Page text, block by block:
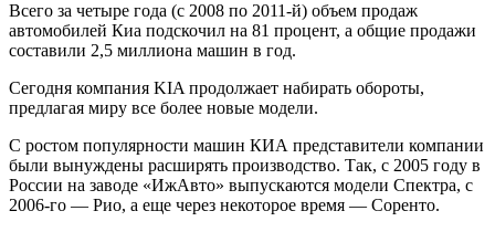
Всего за четыре года (с 2008 по 2011-й) объем продаж
автомобилей Киа подскочил на 81 процент, а общие продажи
составили 2,5 миллиона машин в год.
Сегодня компания KIA продолжает набирать обороты,
предлагая миру все более новые модели.
С ростом популярности машин КИА представители компании
были вынуждены расширять производство. Так, с 2005 году в
России на заводе «ИжАвто» выпускаются модели Спектра, с
2006-го — Рио, а еще через некоторое время — Соренто.